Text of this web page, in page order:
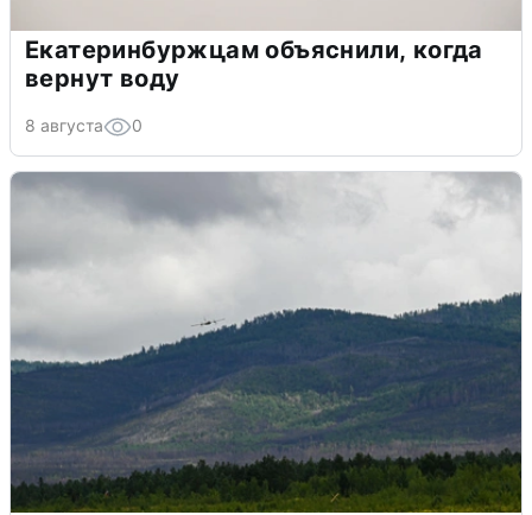
Екатеринбуржцам объяснили, когда
вернут воду
8 августа 0